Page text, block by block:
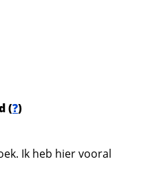
(?)
Ik heb hier vooral